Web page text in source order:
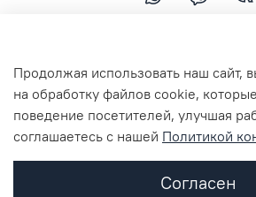
г. Ярославль, ул.
Флагман 3 этаж
Продолжая использовать наш сайт,
на обработку файлов cookie,
поведение посетителей, улучшая
соглашаетесь с нашей Политикой
Согласен